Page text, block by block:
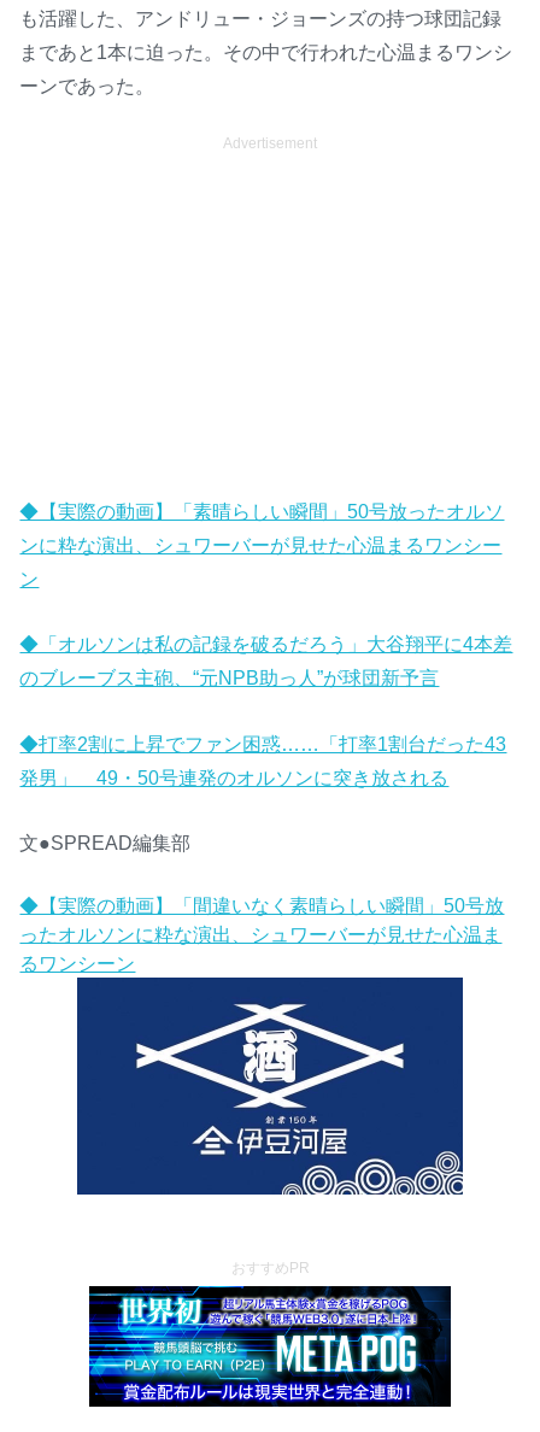
も活躍した、アンドリュー・ジョーンズの持つ球団記録
まであと1本に迫った。その中で行われた心温まるワンシ
ーンであった。
Advertisement
◆【実際の動画】「素晴らしい瞬間」50号放ったオルソ
ンに粋な演出、シュワーバーが見せた心温まるワンシー
ン
◆「オルソンは私の記録を破るだろう」大谷翔平に4本差
のブレーブス主砲、“元NPB助っ人”が球団新予言
◆打率2割に上昇でファン困惑……「打率1割台だった43
発男」 49・50号連発のオルソンに突き放される
文●SPREAD編集部
◆【実際の動画】「間違いなく素晴らしい瞬間」50号放
ったオルソンに粋な演出、シュワーバーが見せた心温ま
るワンシーン
おすすめPR